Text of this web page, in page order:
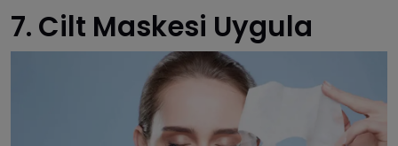
7. Cilt Maskesi Uygula